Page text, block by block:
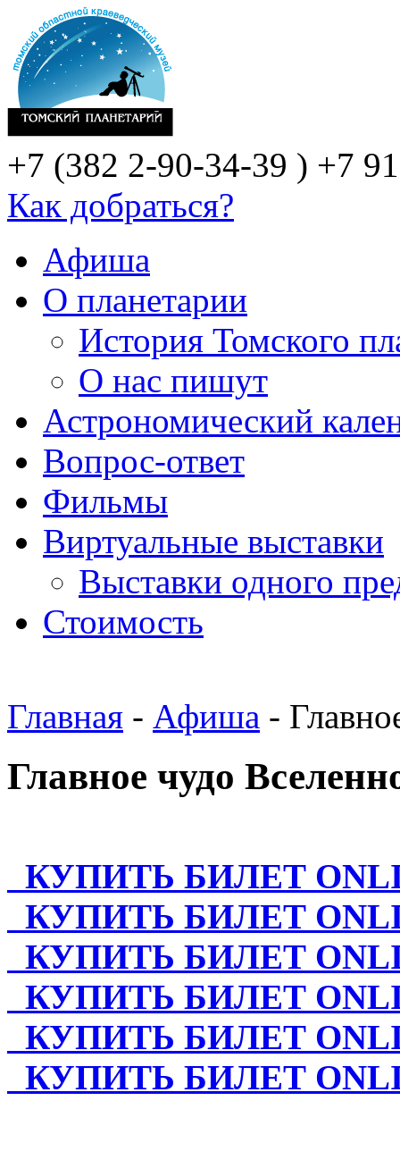
+7 (382 2-90-34-39 ) +7
Как добраться?
Афиша
О планетарии
История Томского
О нас пишут
Астрономический
Вопрос-ответ
Фильмы
Виртуальные выставки
Выставки одного
Стоимость
Главная - Афиша -
Главное чудо
КУПИТЬ БИЛЕТ
КУПИТЬ БИЛЕТ
КУПИТЬ БИЛЕТ
КУПИТЬ БИЛЕТ
КУПИТЬ БИЛЕТ
КУПИТЬ БИЛЕТ